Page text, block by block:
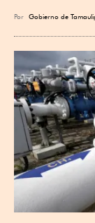
Por Gobierno de